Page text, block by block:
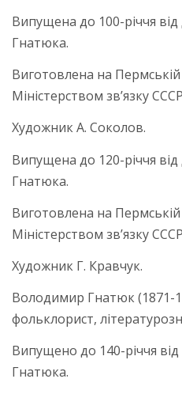
Випущена до 100-річчя
Гнатюка.
Виготовлена на
Міністерством зв’язку
Художник А. Соколов.
Випущена до 120-річчя
Гнатюка.
Виготовлена на
Міністерством зв’язку
Художник Г. Кравчук.
Володимир Гнатюк (1871-
фольклорист,
Випущено до 140-річчя
Гнатюка.